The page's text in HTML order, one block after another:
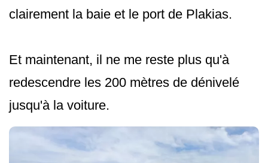
clairement la baie et le port de Plakias.
Et maintenant, il ne me reste plus qu'à
redescendre les 200 mètres de dénivelé
jusqu'à la voiture.